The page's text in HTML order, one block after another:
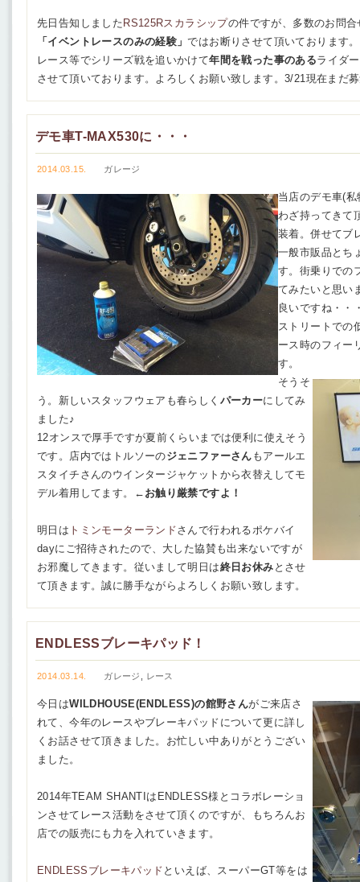
先日告知しました RS125Rスカラシップの件ですが、多数のお問
「イベントレースのみの経験」ではお断りさせて頂いております
レース等でシリーズ戦を追いかけて年間を戦った事のあるライダ
させて頂いております。よろしくお願い致します。3/21現在まだ
デモ車T-MAX530に・・・
2014.03.15. ガレージ
当店のデモ車(
わざ持ってきて
装着。併せてブ
一般市販品とち
す。街乗りでの
てみたいと思い
良いですね・・
ストリートでの
ース時のフィー
す。
そうそ
う。新しいスタッフウェアも春らしく パーカーにしてみ
ました♪
12オンスで厚手ですが夏前くらいまでは便利に使えそう
です。店内ではトルソーのジェニファーさん もアールエ
スタイチさんのウインタージャケットから衣替えしてモ
デル着用してます。← お触り厳禁ですよ！
明日は トミンモーターランドさんで行われるポケバイ
dayにご招待されたので、大した協賛も出来ないですが
お邪魔してきます。従いまして明日は終日お休み とさせ
て頂きます。誠に勝手ながらよろしくお願い致します。
ENDLESSブレーキパッド！
2014.03.14. ガレージ レース
今日はWILDHOUSE(ENDLESS)の館野さんがご来店さ
れて、今年のレースやブレーキパッドについて更に詳し
くお話させて頂きました。お忙しい中ありがとうござい
ました。
2014年TEAM SHANTIはENDLESS様とコラボレーショ
ンさせてレース活動をさせて頂くのですが、もちろんお
店での販売にも力を入れていきます。
ENDLESSブレーキパッド といえば、スーパーGT等をは